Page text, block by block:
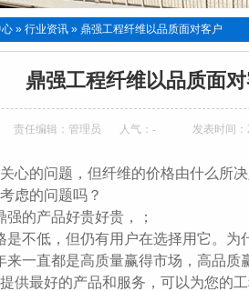
» 行业资讯 » 鼎强工程纤维以品质面对客户
鼎强工程纤维以品质面
责任编辑：管理员 人气： - 发表时间：
心的问题，但纤维的价格由什么所
虑的问题吗？
产品好贵好贵，；
低，但仍有用户在选择用它。为
都是高质量赢得市场，高品质赢
供最好的产品和服务，可以为您的